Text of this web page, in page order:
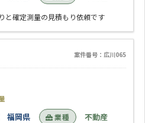
と確定測量の見積もり依頼です
案件番号：広川065
福岡県 業種 不動産